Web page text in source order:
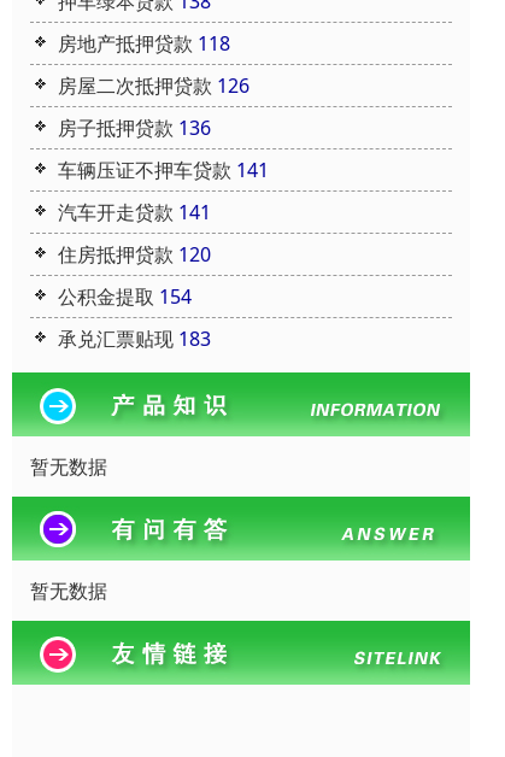
房地产抵押贷款 118
房屋二次抵押贷款 126
房子抵押贷款 136
车辆压证不押车贷款 141
汽车开走贷款 141
住房抵押贷款 120
公积金提取 154
承兑汇票贴现 183
暂无数据
暂无数据